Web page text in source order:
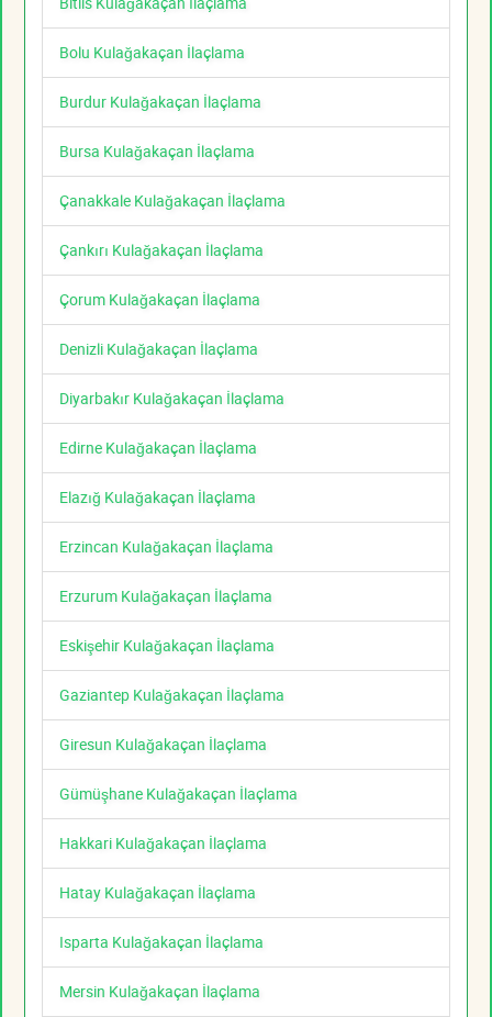
Bolu Kulağakaçan İlaçlama
Burdur Kulağakaçan İlaçlama
Bursa Kulağakaçan İlaçlama
Çanakkale Kulağakaçan İlaçlama
Çankırı Kulağakaçan İlaçlama
Çorum Kulağakaçan İlaçlama
Denizli Kulağakaçan İlaçlama
Diyarbakır Kulağakaçan İlaçlama
Edirne Kulağakaçan İlaçlama
Elazığ Kulağakaçan İlaçlama
Erzincan Kulağakaçan İlaçlama
Erzurum Kulağakaçan İlaçlama
Eskişehir Kulağakaçan İlaçlama
Gaziantep Kulağakaçan İlaçlama
Giresun Kulağakaçan İlaçlama
Gümüşhane Kulağakaçan İlaçlama
Hakkari Kulağakaçan İlaçlama
Hatay Kulağakaçan İlaçlama
Isparta Kulağakaçan İlaçlama
Mersin Kulağakaçan İlaçlama